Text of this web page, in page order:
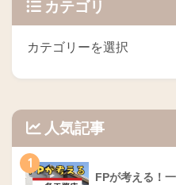
カテゴリ
人気記事
1
FPが考える！